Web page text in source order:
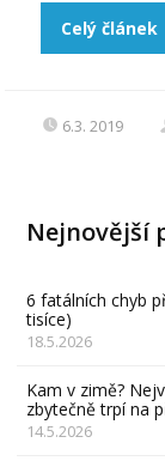
Celý článek
6.3. 2019
Nejnovější
6 fatálních chyb
tisíce)
18.5.2026
Kam v zimě?
zbytečně trpí na
14.5.2026